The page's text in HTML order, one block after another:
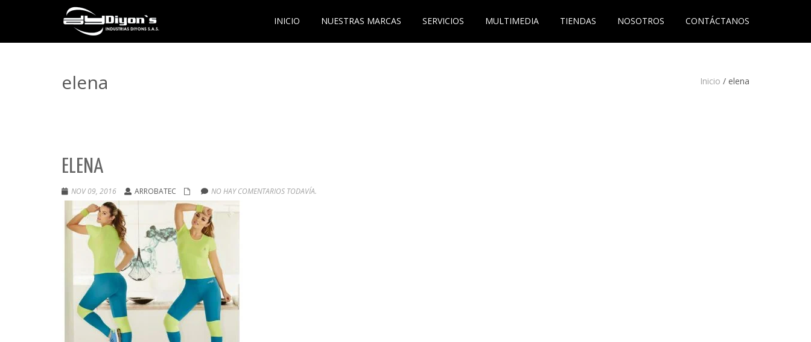
INICIO NUESTRAS MARCAS SERVICIOS MULTIMEDIA TIENDAS NOSOTROS CONTÁCTANOS
elena Inicio / elena
ELENA
NOV 09, 2016 ARROBATEC NO HAY COMENTARIOS TODAVÍA.